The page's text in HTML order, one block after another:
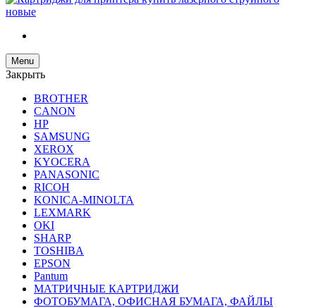
Menu
Закрыть
BROTHER
CANON
HP
SAMSUNG
XEROX
KYOCERA
PANASONIC
RICOH
KONICA-MINOLTA
LEXMARK
OKI
SHARP
TOSHIBA
EPSON
Pantum
МАТРИЧНЫЕ КАРТРИДЖИ
ФОТОБУМАГА, ОФИСНАЯ БУМАГА, ФАЙЛЫ